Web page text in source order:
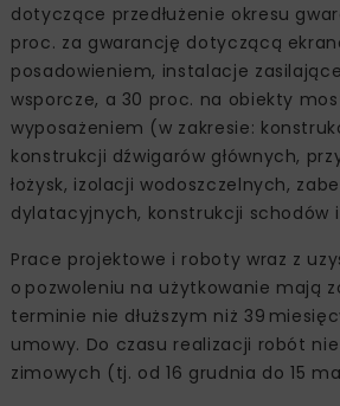
dotyczące przedłużenie okresu
proc. za gwarancję dotyczącą
posadowieniem, instalacje
wsporcze, a 30 proc. na obiekty
wyposażeniem (w zakresie:
konstrukcji dźwigarów głównych,
łożysk, izolacji wodoszczelnych,
dylatacyjnych, konstrukcji schodów
Prace projektowe i roboty wraz z
o pozwoleniu na użytkowanie mają
terminie nie dłuższym niż 39
umowy. Do czasu realizacji robót
zimowych (tj. od 16 grudnia do 15